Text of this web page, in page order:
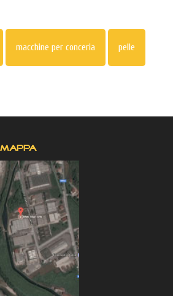
macchine per conceria pelle